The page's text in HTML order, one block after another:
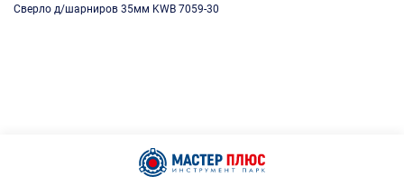
Сверло д/шарниров 35мм KWB 7059-30